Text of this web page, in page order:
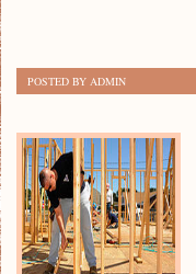
POSTED BY ADMIN